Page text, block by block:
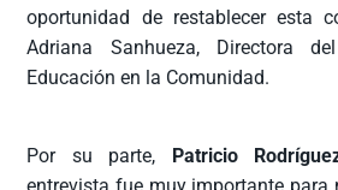
oportunidad de restablecer esta
Adriana Sanhueza, Directora
Educación en la Comunidad.
Por su parte, Patricio